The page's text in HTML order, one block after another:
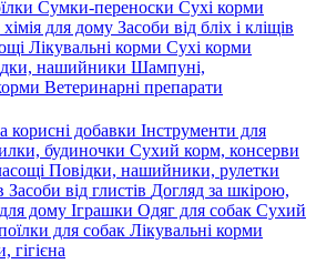
Сумки-переноски Сухі корми
для дому Засоби від бліх і кліщів
Лікувальні корми Сухі корми
нашийники Шампуні,
Ветеринарні препарати
корисні добавки Інструменти для
будиночки Сухий корм, консерви
Повідки, нашийники, рулетки
Засоби від глистів Догляд за шкірою,
дому Іграшки Одяг для собак Сухий
для собак Лікувальні корми
гігієна